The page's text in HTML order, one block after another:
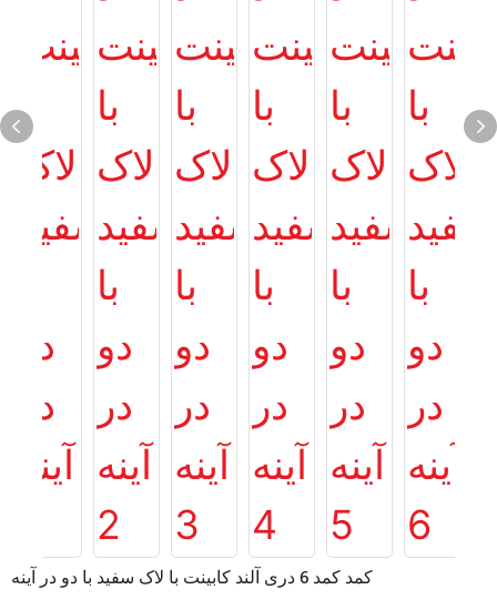
کمد کمد 6 دری آلند کابینت با لاک سفید با دو در آینه